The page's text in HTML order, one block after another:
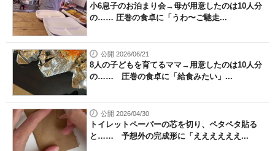
小6息子のお泊まり会→母が用意したのは10人分
の…… 圧巻の食卓に「うわ〜ご馳走...
公開 2026/06/21
8人の子どもを育てるママ→用意したのは10人分
の…… 圧巻の食卓に「給食みたい」...
公開 2026/04/30
トイレットペーパーの芯を切り、ペタペタ貼る
と…… 予想外の完成形に「ええええええ...